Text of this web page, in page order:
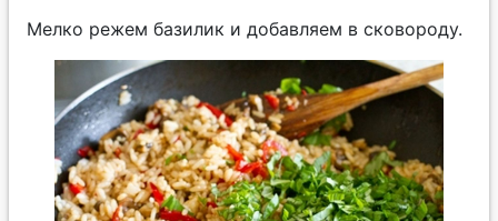
Мелко режем базилик и добавляем в сковороду.